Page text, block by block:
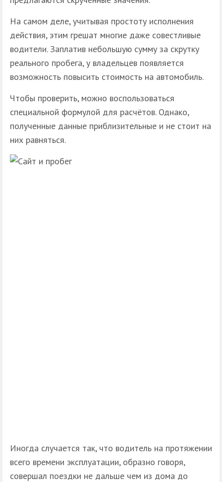
На самом деле, учитывая простоту исполнения
действия, этим грешат многие даже совестливые
водители. Заплатив небольшую сумму за скрутку
реального пробега, у владельцев появляется
возможность повысить стоимость на автомобиль.
Чтобы проверить, можно воспользоваться
специальной формулой для расчётов. Однако,
полученные данные приблизительные и не стоит на
них равняться.
Иногда случается так, что водитель на протяжении
всего времени эксплуатации, образно говоря,
совершал поездки не дальше чем из дома до